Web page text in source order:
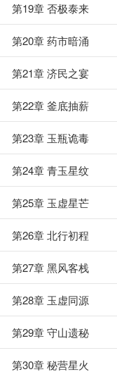
第19章 否极泰来
第20章 药市暗涌
第21章 济民之宴
第22章 釜底抽薪
第23章 玉瓶诡毒
第24章 青玉星纹
第25章 玉虚星芒
第26章 北行初程
第27章 黑风客栈
第28章 玉虚同源
第29章 守山遗秘
第30章 秘营星火